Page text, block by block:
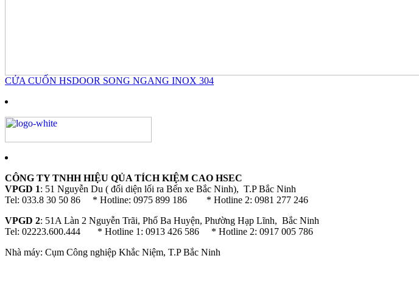
CỬA CUỐN HSDOOR SONG NGANG INOX 304
CÔNG TY TNHH HIỆU QỦA TÍCH KIỆM CAO HSEC
VPGD 1: 51 Nguyễn Du ( đối diện lối ra Bến xe Bắc Ninh), T.P Bắc Ninh
Tel: 033.8 30 50 86 * Hotline: 0975 899 186 * Hotline 2: 0981 277 246
VPGD 2: 51A Làn 2 Nguyễn Trãi, Phố Ba Huyện, Phường Hạp Lĩnh, Bắc Ninh
Tel: 02223.600.444 * Hotline 1: 0913 426 586 * Hotline 2: 0917 005 786
Nhà máy: Cụm Công nghiệp Khắc Niệm, T.P Bắc Ninh